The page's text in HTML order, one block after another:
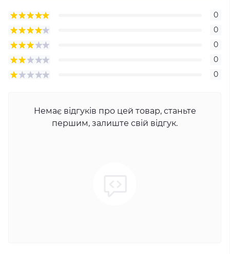
0
0
0
0
0
Немає відгуків про цей товар, станьте
першим, залиште свій відгук.